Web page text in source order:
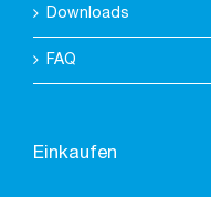
Downloads
FAQ
Einkaufen